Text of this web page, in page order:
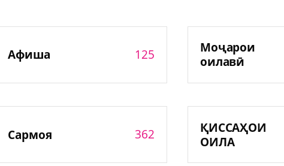
Афиша 125
Моҷарои
оилавӣ
Сармоя 362
ҚИССАҲОИ
ОИЛА